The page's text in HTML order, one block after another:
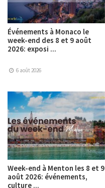
Événements à Monaco le
week-end des 8 et 9 août
2026: exposi ...
6 août 2026
Week-end à Menton les 8 et 9
août 2026: événements,
culture ...